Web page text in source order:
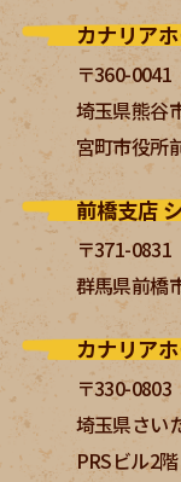
カナリア
〒360-0041
埼玉県熊谷
宮町市役所
前橋支店
〒371-0831
群馬県前橋
カナリア
〒330-0803
埼玉県さい
PRSビル2階